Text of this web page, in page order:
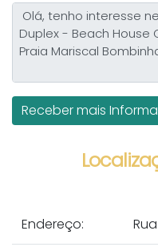
Endereço: